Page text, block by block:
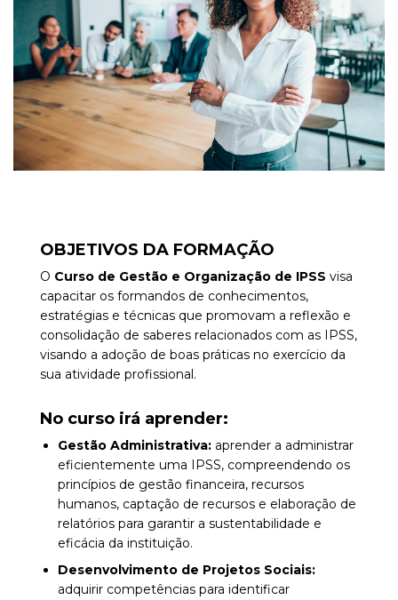
OBJETIVOS DA FORMAÇÃO
O Curso de Gestão e Organização de IPSS visa
capacitar os formandos de conhecimentos,
estratégias e técnicas que promovam a reflexão e
consolidação de saberes relacionados com as IPSS,
visando a adoção de boas práticas no exercício da
sua atividade profissional.
No curso irá aprender:
Gestão Administrativa: aprender a administrar
eficientemente uma IPSS, compreendendo os
princípios de gestão financeira, recursos
humanos, captação de recursos e elaboração de
relatórios para garantir a sustentabilidade e
eficácia da instituição.
Desenvolvimento de Projetos Sociais:
adquirir competências para identificar